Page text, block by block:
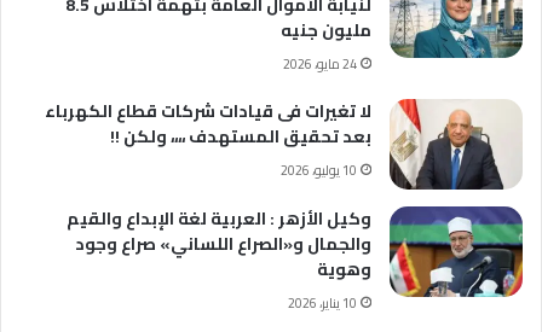
مليون جنيه
24 مايو، 2026
لا تغيرات فى قيادات شركات قطاع الكهرباء
بعد تحقيق المستهدف ،،،، ولكن !!
10 يوليو، 2026
وكيل الأزهر : العربية لغة الإبداع والقيم
والجمال و«الصراع اللساني» صراع وجود
وهوية
10 يناير، 2026